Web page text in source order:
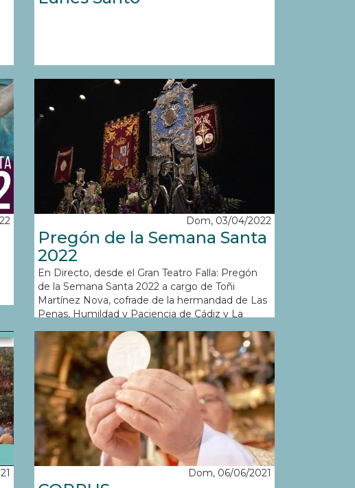
Dom, 03/04/2022
Pregón de la Semana Santa
2022
En Directo, desde el Gran Teatro Falla: Pregón
de la Semana Santa 2022 a cargo de Toñi
Martínez Nova, cofrade de la hermandad de Las
Penas, Humildad y Paciencia de Cádiz y La
Dom, 06/06/2021